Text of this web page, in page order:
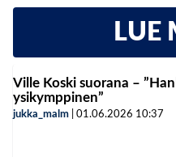
LUE
Ville Koski suorana –
ysikymppinen”
jukka_malm 01.06.2026 10:37